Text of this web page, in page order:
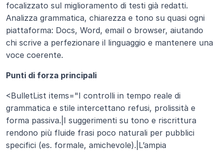
focalizzato sul miglioramento di testi già redatti.
Analizza grammatica, chiarezza e tono su quasi ogni
piattaforma: Docs, Word, email o browser, aiutando
chi scrive a perfezionare il linguaggio e mantenere una
voce coerente.
Punti di forza principali
<BulletList items="I controlli in tempo reale di
grammatica e stile intercettano refusi, prolissità e
forma passiva.|I suggerimenti su tono e riscrittura
rendono più fluide frasi poco naturali per pubblici
specifici (es. formale, amichevole).|L’ampia